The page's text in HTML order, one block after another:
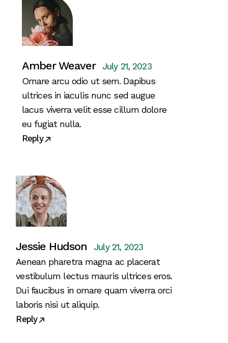
Amber Weaver July 21, 2023
Ornare arcu odio ut sem. Dapibus
ultrices in iaculis nunc sed augue
lacus viverra velit esse cillum dolore
eu fugiat nulla.
Reply
Jessie Hudson July 21, 2023
Aenean pharetra magna ac placerat
vestibulum lectus mauris ultrices eros.
Dui faucibus in ornare quam viverra orci
laboris nisi ut aliquip.
Reply